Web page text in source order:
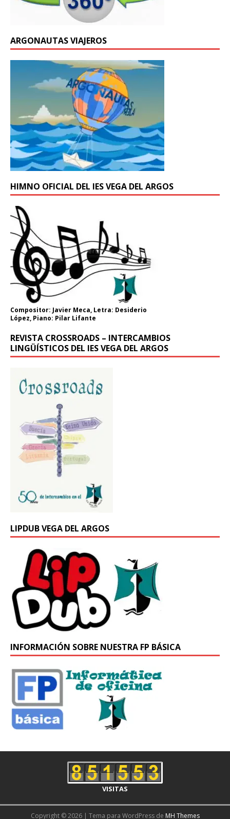
ARGONAUTAS VIAJEROS
HIMNO OFICIAL DEL IES VEGA DEL ARGOS
Compositor: Javier Meca, Letra: Desiderio
López, Piano: Pilar Lifante
REVISTA CROSSROADS – INTERCAMBIOS
LINGÜÍSTICOS DEL IES VEGA DEL ARGOS
LIPDUB VEGA DEL ARGOS
INFORMACIÓN SOBRE NUESTRA FP BÁSICA
VISITAS
Copyright © 2026 | Tema para WordPress de MH Themes